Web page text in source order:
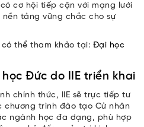
cơ hội tiếp cận với mạng lưới
tảng vững chắc cho sự
thể tham khảo tại: Đại học
Đức do IIE triển khai
chính thức, IIE sẽ trực tiếp tư
chương trình đào tạo Cử nhân
ngành học đa dạng, phù hợp